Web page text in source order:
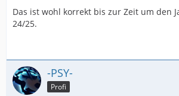
Das ist wohl korrekt bis zur Zeit um den
24/25.
-PSY-
Profi